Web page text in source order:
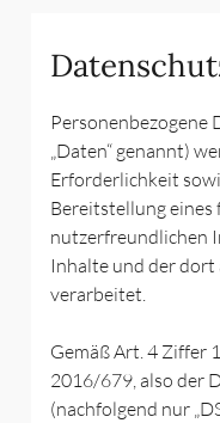
Personenbezogene
„Daten“ genannt)
Erforderlichkeit
Bereitstellung
nutzerfreundlichen
Inhalte und der dort
verarbeitet.
Gemäß Art. 4 Ziffer
2016/679, also der
(nachfolgend nur